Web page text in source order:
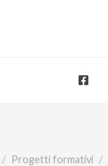
Progetti formativi